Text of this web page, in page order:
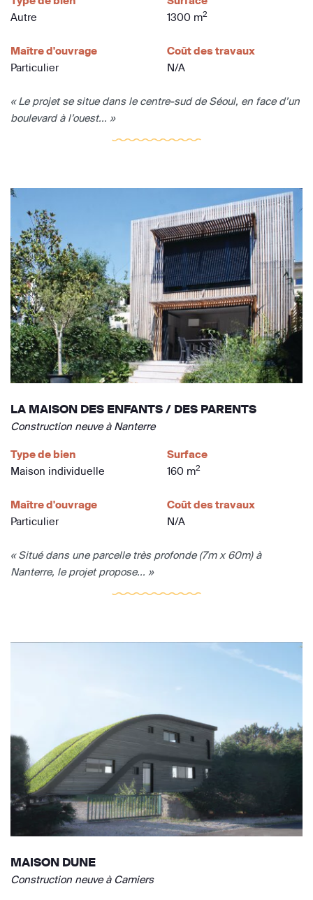
Autre
1300 m2
Maître d'ouvrage
Particulier
Coût des travaux
N/A
« Le projet se situe dans le centre-sud de Séoul, en face d’un
boulevard à l’ouest... »
LA MAISON DES ENFANTS / DES PARENTS
Construction neuve à Nanterre
Type de bien
Maison individuelle
Surface
160 m2
Maître d'ouvrage
Particulier
Coût des travaux
N/A
« Situé dans une parcelle très profonde (7m x 60m) à
Nanterre, le projet propose... »
MAISON DUNE
Construction neuve à Camiers